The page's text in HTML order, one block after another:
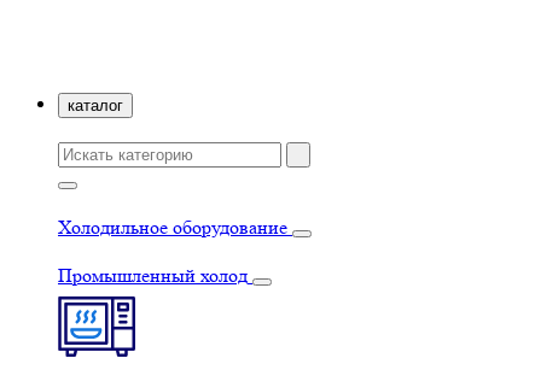
каталог
Холодильное оборудование
Промышленный холод